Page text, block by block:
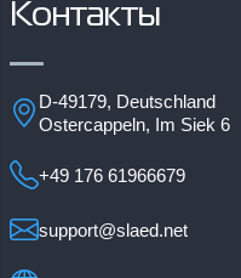
Контакты
D-49179, Deutschland
Ostercappeln, Im Siek 6
+49 176 61966679
support@slaed.net